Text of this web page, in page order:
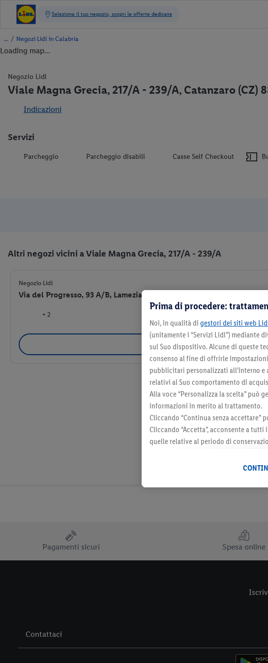
/ Negozi Lidl in Calabria
Loading map...
Negozio Lidl
Viale Magna Grecia, 217/A - 239/A, Catanzaro (CZ)
Indicazioni
Servizi
Parcheggio Parcheggio disabili Casse Self Checkout
Altri negozi vicini a Viale Magna Grecia, 217/A - 239/A
Negozio Lidl
Via del Progresso, 93 A/B, Lamezia Terme (CZ) 88046
+ 2
Seleziona come
Pagamenti sicuri Spesa online
Contattaci
Prima di procedere:
Noi, in qualità di gestori dei siti web
(unitamente i “Servizi Lidl”) mediante
sul Suo dispositivo. Alcune di queste
consenso al fine di offrirle
pubblicitari personalizzati all’interno e
relativi al Suo comportamento di
Alla voce “Personalizza la scelta”
informazioni in merito al trattamento.
Cliccando “Continua senza
Cliccando “Accetta”, acconsente a
quelle relative al periodo di